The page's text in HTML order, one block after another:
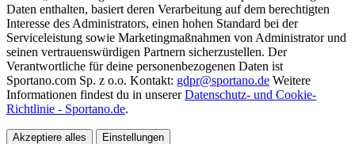
Daten enthalten, basiert deren Verarbeitung auf dem berechtigten
Interesse des Administrators, einen hohen Standard bei der
Serviceleistung sowie Marketingmaßnahmen von Administrator und
seinen vertrauenswürdigen Partnern sicherzustellen. Der
Verantwortliche für deine personenbezogenen Daten ist
Sportano.com Sp. z o.o. Kontakt: gdpr@sportano.de Weitere
Informationen findest du in unsererDatenschutz- und Cookie-
Richtlinie - Sportano.de.
Akzeptiere alles Einstellungen